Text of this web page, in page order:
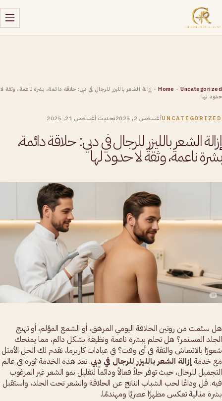
Home -Uncategorized
- إزالة الشعر بالليزر للرجال في دبي: حلاقة دائمة، بشرة ناعمة، وثقة لا
حدود لها
UNCATEGORIZEDأغسطس 2, 2025 تحديث أغسطس 21, 2025
إزالة الشعر بالليزر للرجال في دبي: حلاقة دائمة،
بشرة ناعمة، وثقة لا حدود لها
هل سئمت من روتين الحلاقة اليومي المرهق، أو الشمع المؤلم، أو تهيج
الجلد المستمر؟ هل تحلم ببشرة ناعمة ونظيفة بشكل دائم، مما يمنحك
شعورًا بالانتعاش والثقة في أي وقت؟ في عيادات كاريزما، نقدم لك الحل الأمثل
مع خدمة إزالة الشعر بالليزر للرجال في دبي. تعد هذه الخدمة ثورة في عالم
التجميل للرجال، حيث توفر حلاً فعالاً ودائماً لتقليل نمو الشعر غير المرغوب
فيه. قل وداعًا لحب الشباب الناتج عن الحلاقة والشعر تحت الجلد، واستقبل
بشرة مثالية تعكس مظهرًا عصريًا ومهندمًا.